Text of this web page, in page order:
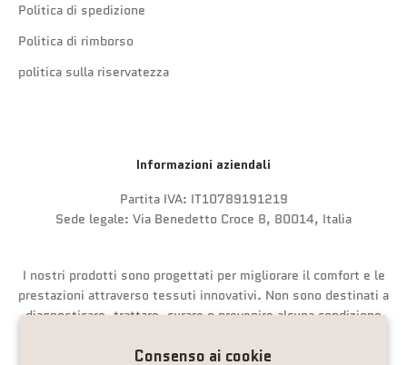
Consenso ai cookie
Politica di spedizione
Politica di rimborso
politica sulla riservatezza
Informazioni aziendali
Partita IVA: IT10789191219
Sede legale: Via Benedetto Croce 8, 80014, Italia
I nostri prodotti sono progettati per migliorare il comfort e le
prestazioni attraverso tessuti innovativi. Non sono destinati a
diagnosticare, trattare, curare o prevenire alcuna condizione